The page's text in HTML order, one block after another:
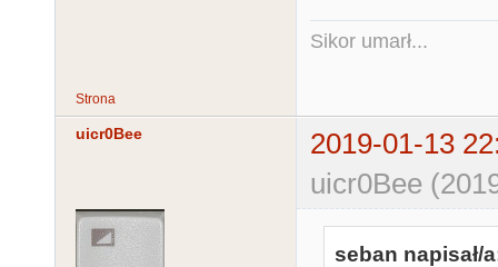
Sikor umarł...
Strona
uicr0Bee
2019-01-13
uicr0Bee
seban napisał/